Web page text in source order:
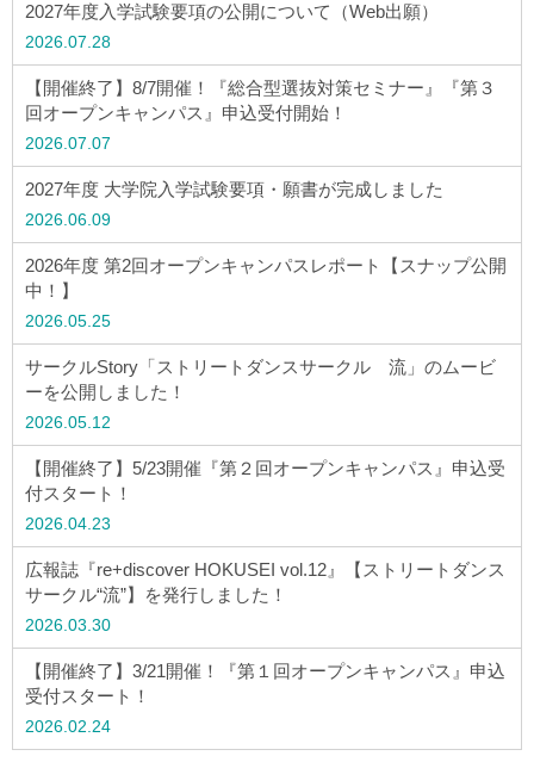
お問い合わせ
サイトマップ
入試情報
入試イベント
キャンパスライフ
就職・キャリア
ウェブマガジン
学費・奨学金
大学公式サイト
〒004-8631 北海道札幌市厚別区大谷地西2-3-1
Tel：011-891-2731（代表）
2027年度入学試験要項の公開について（Web出願）
2026.07.28
【開催終了】8/7開催！『総合型選抜対策セミナー』『第３
回オープンキャンパス』申込受付開始！
2026.07.07
2027年度 大学院入学試験要項・願書が完成しました
2026.06.09
2026年度 第2回オープンキャンパスレポート【スナップ公開
中！】
2026.05.25
サークルStory「ストリートダンスサークル 流」のムービ
ーを公開しました！
2026.05.12
【開催終了】5/23開催『第２回オープンキャンパス』申込受
付スタート！
2026.04.23
広報誌『re+discover HOKUSEI vol.12』【ストリートダンス
サークル“流”】を発行しました！
2026.03.30
【開催終了】3/21開催！『第１回オープンキャンパス』申込
受付スタート！
2026.02.24